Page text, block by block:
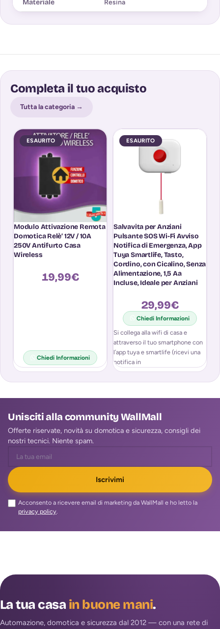
Materiale Resina
Completa il tuo acquisto
Tutta la categoria →
ESAURITO
Modulo Attivazione Remota
Domotica Relè’ 12V / 10A
250V Antifurto Casa
Wireless
19,99€
Chiedi Informazioni
ESAURITO
Salvavita per Anziani
Pulsante SOS Wi-Fi Avviso
Notifica di Emergenza, App
Tuya Smartlife, Tasto,
Cordino, con Cicalino, Senza
Alimentazione, 1,5 Aa
Incluse, Ideale per Anziani
29,99€
Chiedi Informazioni
Si collega alla wifi di casa e
attraverso il tuo smartphone con
l’app tuya e smartlife (ricevi una
notifica in
Unisciti alla community WallMall
Offerte riservate, novità su domotica e sicurezza, consigli dei
nostri tecnici. Niente spam.
Iscrivimi
Acconsento a ricevere email di marketing da WallMall e ho letto la
privacy policy.
La tua casain buone mani.
Automazione, domotica e sicurezza dal 2012 — con una rete di